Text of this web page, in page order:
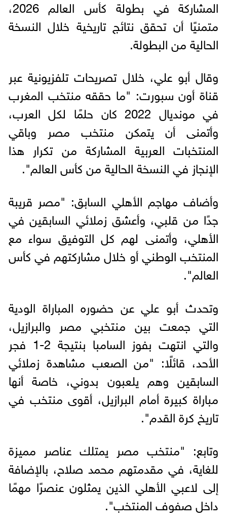
المشاركة في بطولة كأس العالم 2026،
متمنيًا أن تحقق نتائج تاريخية خلال النسخة
الحالية من البطولة.
وقال أبو علي، خلال تصريحات تلفزيونية عبر
قناة أون سبورت: "ما حققه منتخب المغرب
في مونديال 2022 كان حلمًا لكل العرب،
وأتمنى أن يتمكن منتخب مصر وباقي
المنتخبات العربية المشاركة من تكرار هذا
الإنجاز في النسخة الحالية من كأس العالم".
وأضاف مهاجم الأهلي السابق: "مصر قريبة
جدًا من قلبي، وأعشق زملائي السابقين في
الأهلي، وأتمنى لهم كل التوفيق سواء مع
المنتخب الوطني أو خلال مشاركتهم في كأس
العالم".
وتحدث أبو علي عن حضوره المباراة الودية
التي جمعت بين منتخبي مصر والبرازيل،
والتي انتهت بفوز السامبا بنتيجة 2-1 فجر
الأحد، قائلًا: "من الصعب مشاهدة زملائي
السابقين وهم يلعبون بدوني، خاصة أنها
مباراة كبيرة أمام البرازيل، أقوى منتخب في
تاريخ كرة القدم".
وتابع: "منتخب مصر يمتلك عناصر مميزة
للغاية، في مقدمتهم محمد صلاح، بالإضافة
إلى لاعبي الأهلي الذين يمثلون عنصرًا مهمًا
داخل صفوف المنتخب".